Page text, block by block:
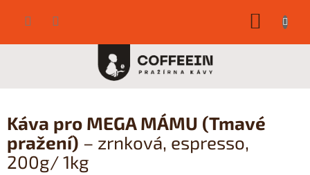
Káva pro MEGA MÁMU (Tmavé
pražení) – zrnková, espresso,
200g/ 1kg